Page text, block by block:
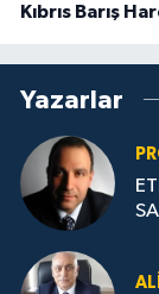
Kıbrıs Barış
Yazarlar